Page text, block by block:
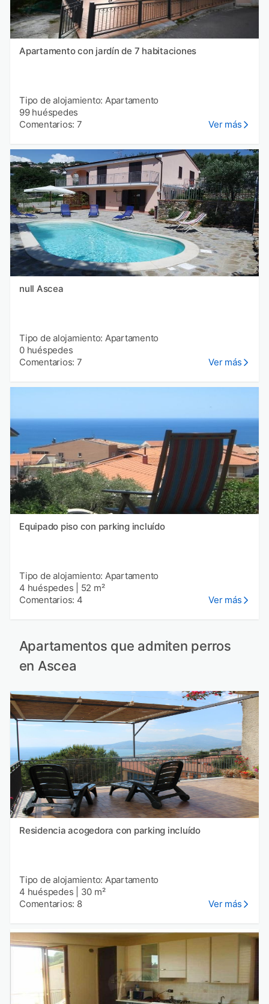
Apartamento con jardín de 7 habitaciones
Tipo de alojamiento: Apartamento
99 huéspedes
Comentarios: 7
Ver más
null Ascea
Tipo de alojamiento: Apartamento
0 huéspedes
Comentarios: 7
Ver más
Equipado piso con parking incluído
Tipo de alojamiento: Apartamento
4 huéspedes
52 m²
Comentarios: 4
Ver más
Apartamentos que admiten perros
en Ascea
Residencia acogedora con parking incluído
Tipo de alojamiento: Apartamento
4 huéspedes
30 m²
Comentarios: 8
Ver más